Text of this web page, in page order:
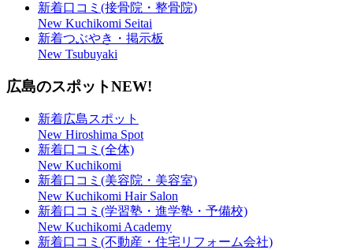
新着口コミ(接骨院・整骨院)
New Kuchikomi Seitai
新着つぶやき・掲示板
New Tsubuyaki
広島のスポットNEW!
新着広島スポット
New Hiroshima Spot
新着口コミ(全体)
New Kuchikomi
新着口コミ(美容院・美容室)
New Kuchikomi Hair Salon
新着口コミ(学習塾・進学塾・予備校)
New Kuchikomi Academy
新着口コミ(不動産・住宅リフォーム会社)